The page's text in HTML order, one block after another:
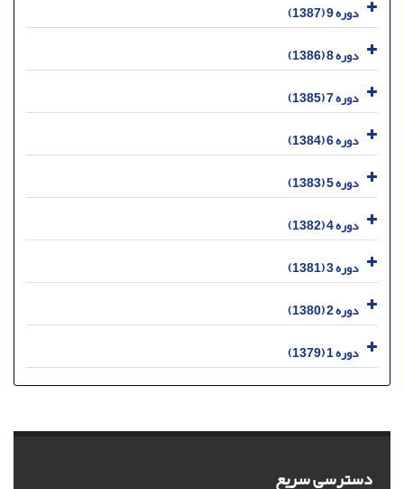
دوره 9 (1387)
دوره 8 (1386)
دوره 7 (1385)
دوره 6 (1384)
دوره 5 (1383)
دوره 4 (1382)
دوره 3 (1381)
دوره 2 (1380)
دوره 1 (1379)
دسترسی سریع